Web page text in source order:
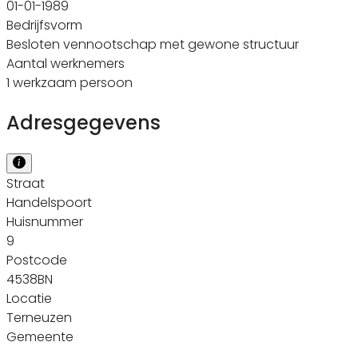
01-01-1989
Bedrijfsvorm
Besloten vennootschap met gewone structuur
Aantal werknemers
1 werkzaam persoon
Adresgegevens
Straat
Handelspoort
Huisnummer
9
Postcode
4538BN
Locatie
Terneuzen
Gemeente